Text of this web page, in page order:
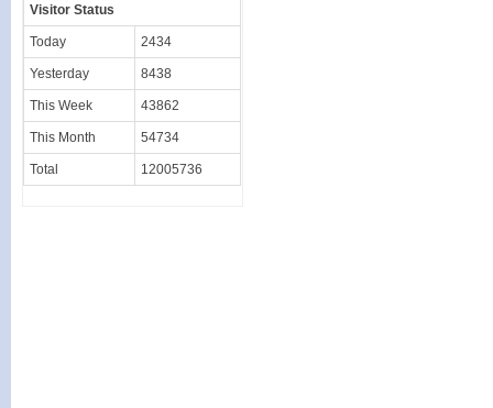
Visitor Status
Today 2434
Yesterday 8438
This Week 43862
This Month 54734
Total 12005736